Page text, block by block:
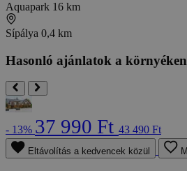
Aquapark 16 km
Sípálya 0,4 km
Hasonló ajánlatok a környéken
- 13% 37 990 Ft 43 490 Ft
Eltávolítás a kedvencek közül